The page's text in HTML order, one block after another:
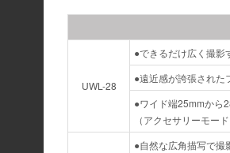
UWL-28
●できるだけ広く撮影
●遠近感が誇張された
●ワイド端25mmから
（アクセサリーモー
●自然な広角描写で撮